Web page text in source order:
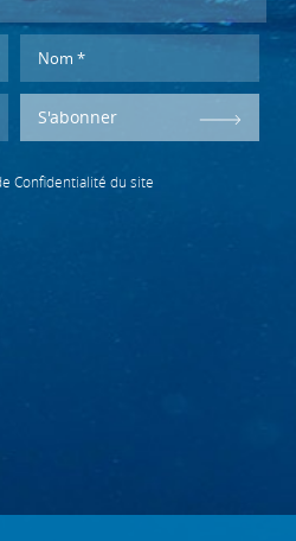
S'abonner
Confidentialité du site